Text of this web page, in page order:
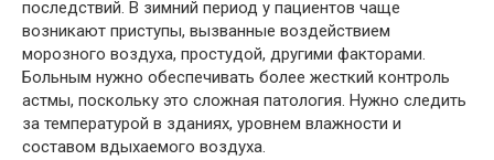
последствий. В зимний период у пациентов чаще
возникают приступы, вызванные воздействием
морозного воздуха, простудой, другими факторами.
Больным нужно обеспечивать более жесткий контроль
астмы, поскольку это сложная патология. Нужно следить
за температурой в зданиях, уровнем влажности и
составом вдыхаемого воздуха.